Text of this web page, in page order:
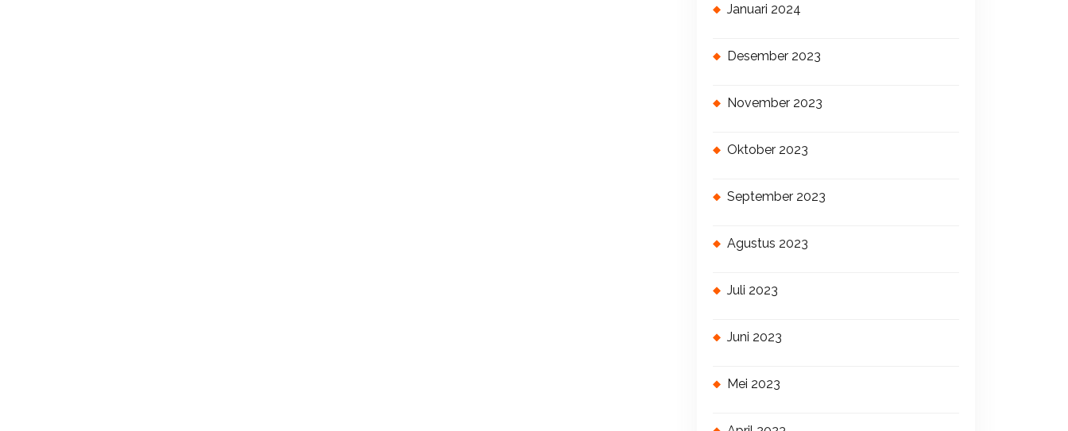
Januari 2024
Desember 2023
November 2023
Oktober 2023
September 2023
Agustus 2023
Juli 2023
Juni 2023
Mei 2023